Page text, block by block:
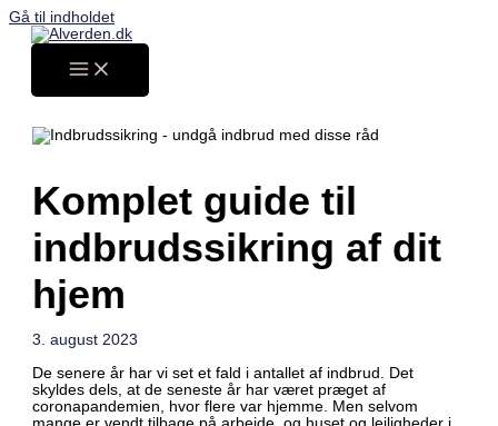
Gå til indholdet
Komplet guide til
indbrudssikring af dit
hjem
3. august 2023
De senere år har vi set et fald i antallet af indbrud. Det
skyldes dels, at de seneste år har været præget af
coronapandemien, hvor flere var hjemme. Men selvom